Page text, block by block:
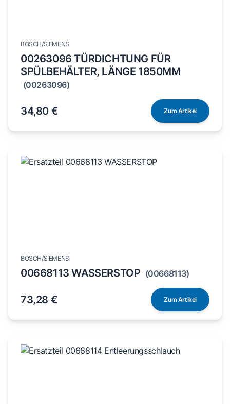
BOSCH/SIEMENS
00263096 TÜRDICHTUNG FÜR
SPÜLBEHÄLTER, LÄNGE 1850MM
(00263096)
34,80 € Zum Artikel
BOSCH/SIEMENS
(00668113)
73,28 € Zum Artikel